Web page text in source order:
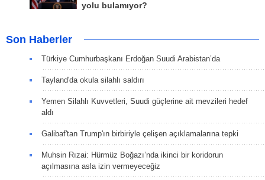
yolu bulamıyor?
Son Haberler
Türkiye Cumhurbaşkanı Erdoğan Suudi Arabistan’da
Tayland'da okula silahlı saldırı
Yemen Silahlı Kuvvetleri, Suudi güçlerine ait mevzileri hedef
aldı
Galibaf'tan Trump'ın birbiriyle çelişen açıklamalarına tepki
Muhsin Rızai: Hürmüz Boğazı’nda ikinci bir koridorun
açılmasına asla izin vermeyeceğiz